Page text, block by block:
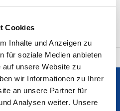
Cookies
Inhalte und Anzeigen zu
für soziale Medien anbieten
unsere Website zu
wir Informationen zu Ihrer
an unsere Partner für
Analysen weiter. Unsere